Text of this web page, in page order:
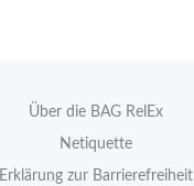
Über die BAG RelEx
Netiquette
Erklärung zur Barrierefreiheit